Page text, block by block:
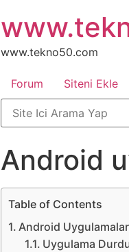
atla
www.tekno50.com
Forum Siteni Ekle
Android
Table of Contents
Android
Uygulama